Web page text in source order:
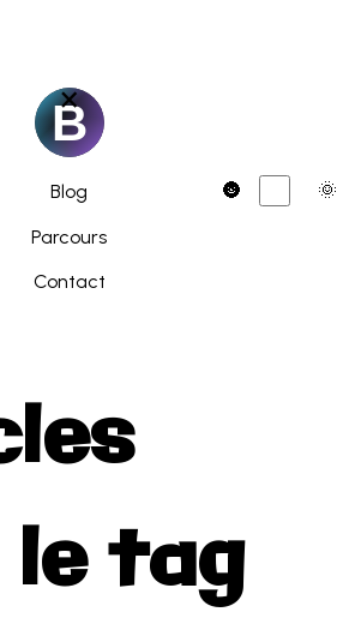
Accueil
Blog
Parcours
Contact
×
Dark
🌚 🌞
tag